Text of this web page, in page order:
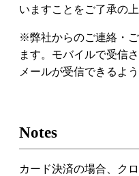
いますことをご了承の
※弊社からのご連絡・
ます。モバイルで受信
メールが受信できるよ
Notes
カード決済の場合、ク